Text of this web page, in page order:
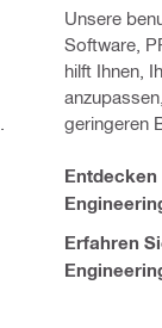
Unsere
Software,
hilft Ihnen,
geringeren
Entdecken
Erfahren